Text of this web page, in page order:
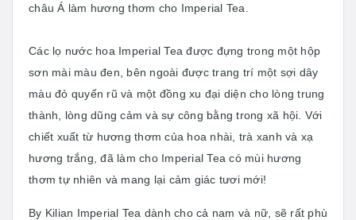
châu Á làm hương thơm cho Imperial Tea.
Các lọ nước hoa Imperial Tea được đựng trong một hộp
sơn mài màu đen, bên ngoài được trang trí một sợi dây
màu đỏ quyến rũ và một đồng xu đại diện cho lòng trung
thành, lòng dũng cảm và sự công bằng trong xã hội. Với
chiết xuất từ hương thơm của hoa nhài, trà xanh và xạ
hương trắng, đã làm cho Imperial Tea có mùi hương
thơm tự nhiên và mang lại cảm giác tươi mới!
By Kilian Imperial Tea dành cho cả nam và nữ, sẽ rất phù